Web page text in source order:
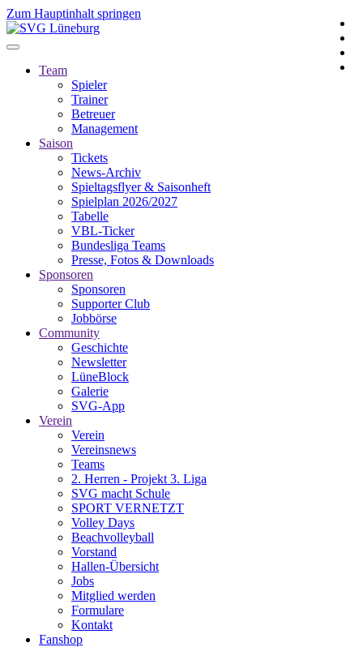
Zum Hauptinhalt springen
Team
Spieler
Trainer
Betreuer
Management
Saison
Tickets
News-Archiv
Spieltagsflyer & Saisonheft
Spielplan 2026/2027
Tabelle
VBL-Ticker
Bundesliga Teams
Presse, Fotos & Downloads
Sponsoren
Sponsoren
Supporter Club
Jobbörse
Community
Geschichte
Newsletter
LüneBlock
Galerie
SVG-App
Verein
Verein
Vereinsnews
Teams
2. Herren - Projekt 3. Liga
SVG macht Schule
SPORT VERNETZT
Volley Days
Beachvolleyball
Vorstand
Hallen-Übersicht
Jobs
Mitglied werden
Formulare
Kontakt
Fanshop